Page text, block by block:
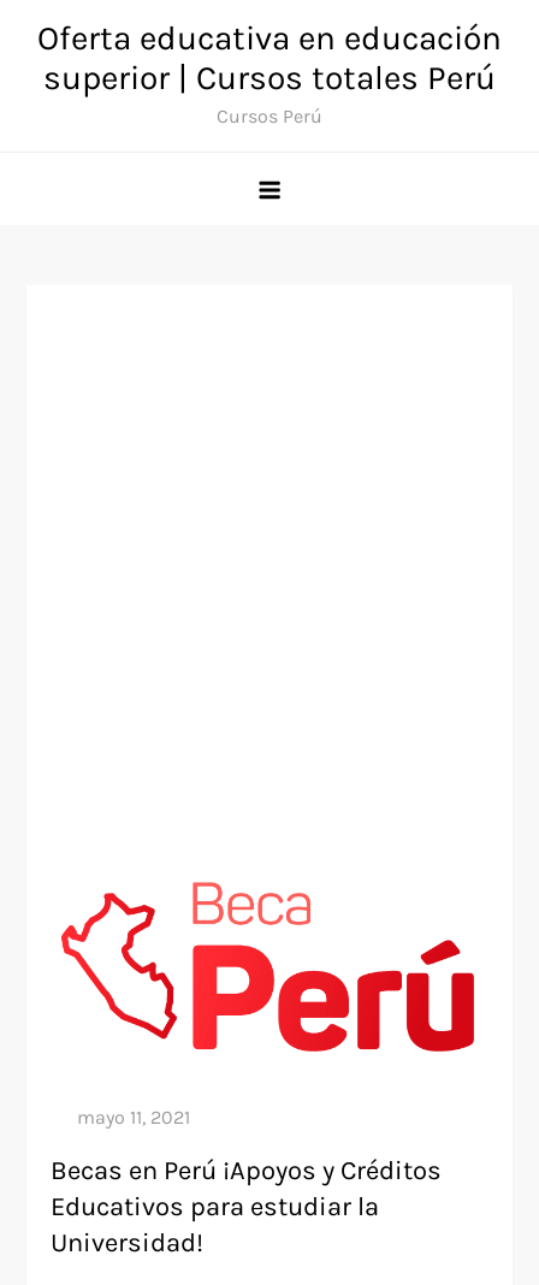
contenido
Oferta educativa en educación
superior | Cursos totales Perú
Cursos Perú
Becas en Perú ¡Apoyos y Créditos
Educativos para estudiar la
Universidad!